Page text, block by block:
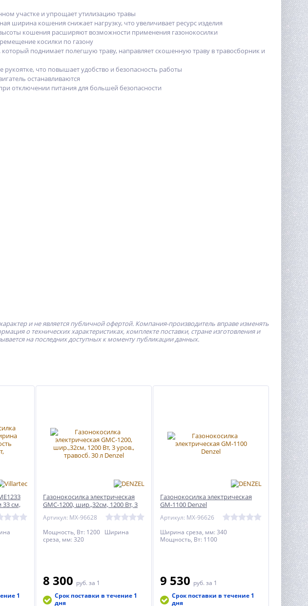
участке и упрощает утилизацию травы
ширина кошения снижает нагрузку, что увеличивает ресурс изделия
кошения расширяют возможности применения газонокосилки
косилки по газону
поднимает полегшую траву, направляет скошенную траву в травосборник и
что повышает удобство и безопасность работы
останавливаются
отключении питания для большей безопасности
и не является публичной офертой. Компания-производитель вправе изменять
о технических характеристиках, комплекте поставки, стране изготовления и
на последних доступных к моменту публикации данных.
33 см,
Вт,
1
Газонокосилка электрическая
GMC-1200, шир.,32см, 1200 Вт, 3
уров., травосб. 30 л Denzel
Артикул: MX-96628
Мощность, Вт: 1200 Ширина
среза, мм: 320
8 300 руб. за 1
Срок поставки в течение 1
дня
Газонокосилка электрическая
GM-1100 Denzel
Артикул: MX-96626
Ширина среза, мм: 340
Мощность, Вт: 1100
9 530 руб. за 1
Срок поставки в течение 1
дня